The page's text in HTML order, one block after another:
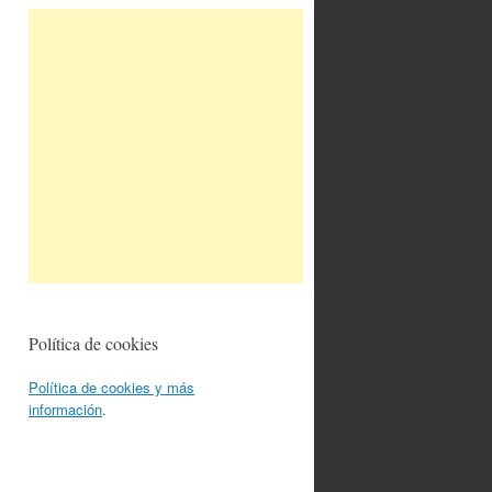
Política de cookies
Política de cookies y más
información.